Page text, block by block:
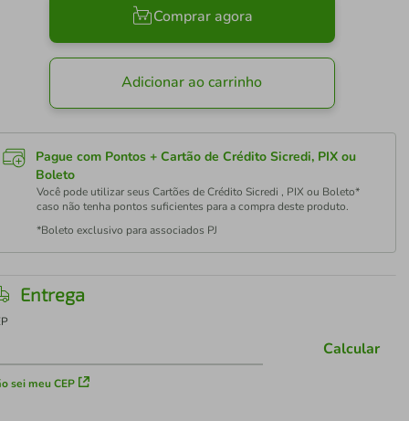
Comprar agora
Adicionar ao carrinho
Pague com Pontos + Cartão de Crédito Sicredi, PIX ou
Boleto
Você pode utilizar seus Cartões de Crédito Sicredi , PIX ou Boleto*
caso não tenha pontos suficientes para a compra deste produto.
*Boleto exclusivo para associados PJ
Entrega
sei meu CEP
Calcular